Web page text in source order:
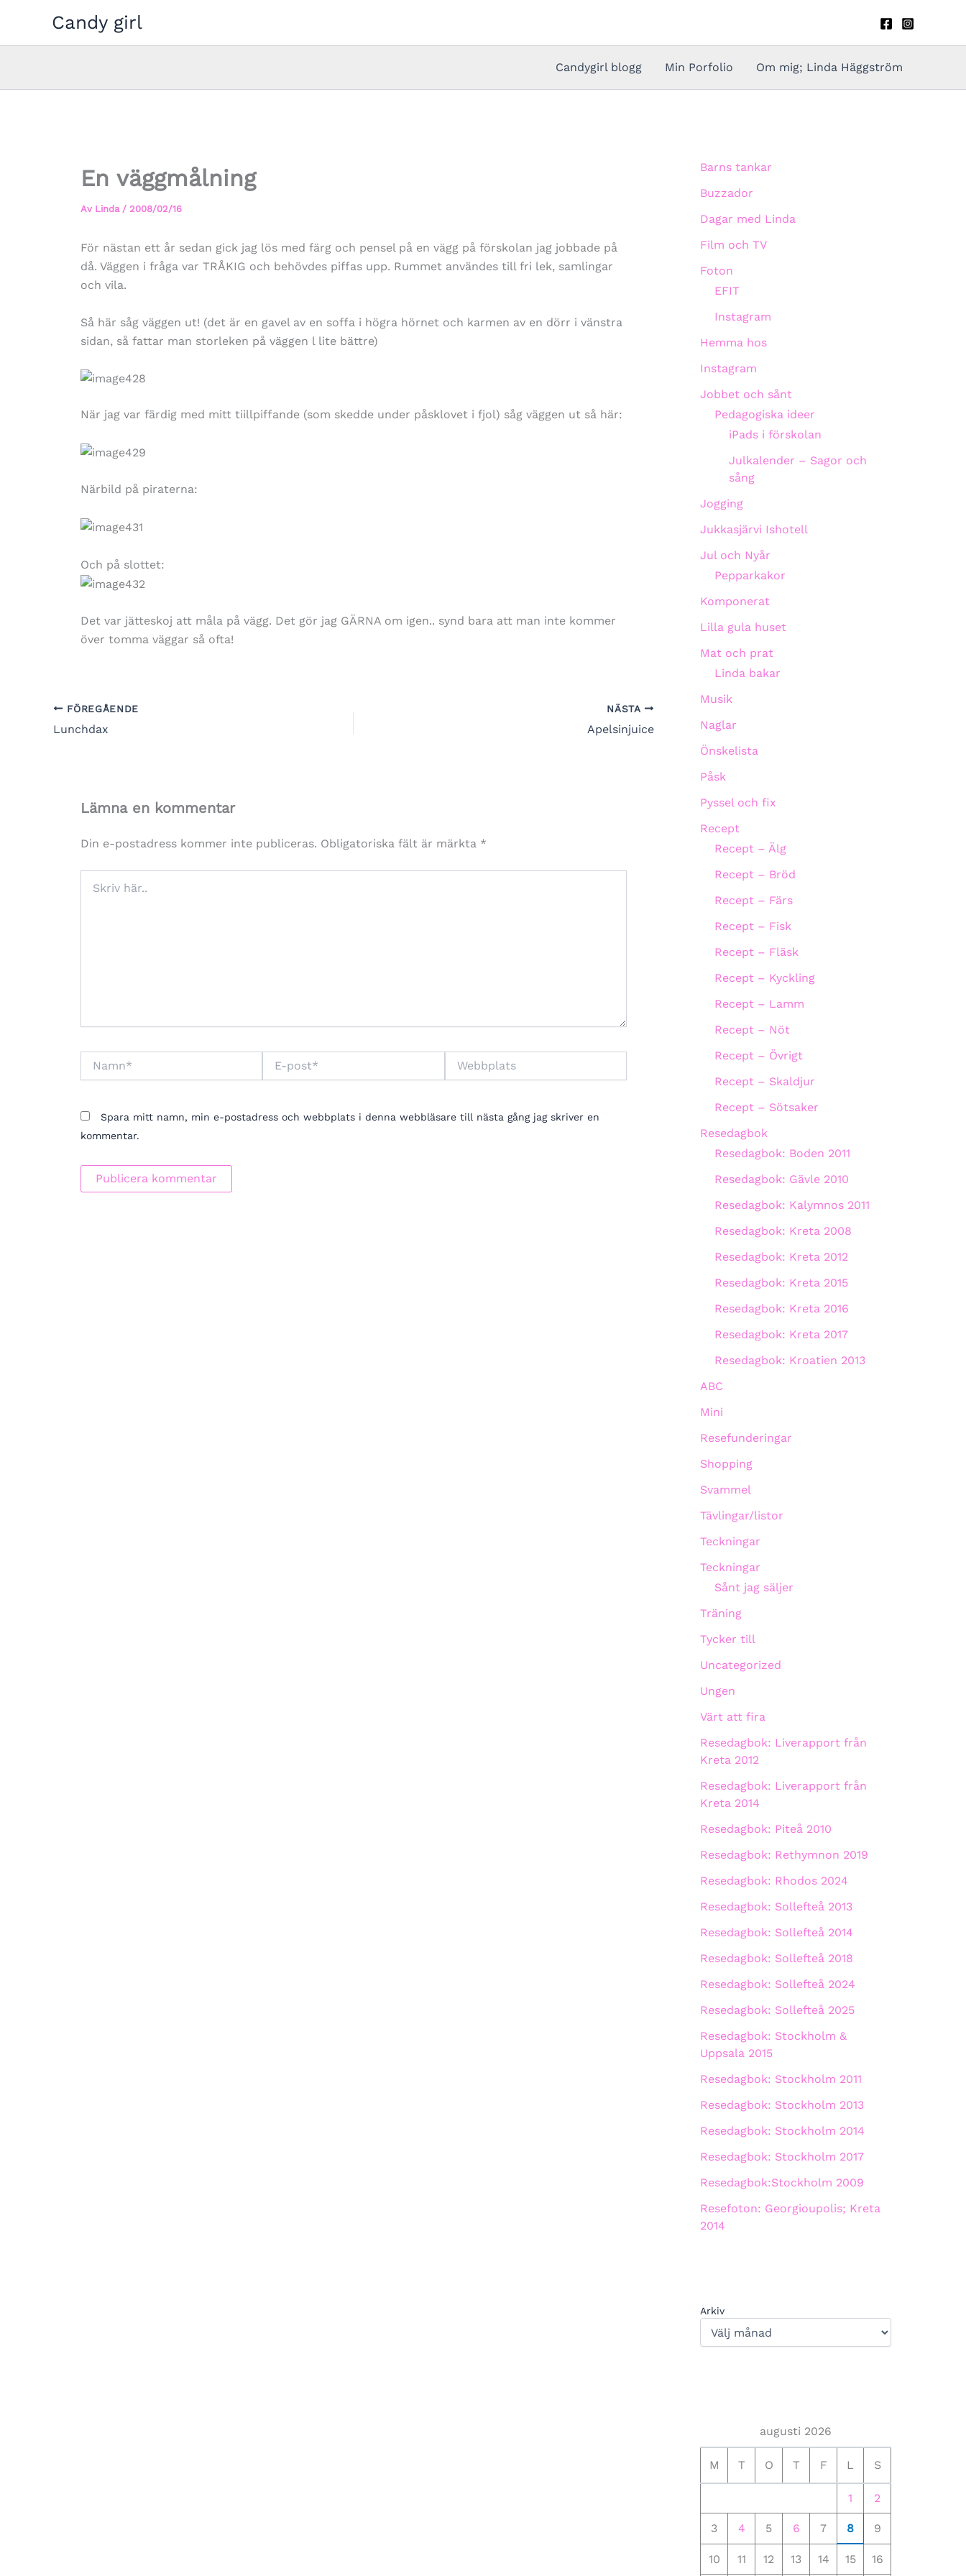
innehåll
Candy girl
Candygirl blogg Min Porfolio Om mig; Linda Häggström
En väggmålning
Av Linda / 2008/02/16
För nästan ett år sedan gick jag lös med färg och pensel på en vägg på förskolan jag jobbade på
då. Väggen i fråga var TRÅKIG och behövdes piffas upp. Rummet användes till fri lek, samlingar
och vila.
Så här såg väggen ut! (det är en gavel av en soffa i högra hörnet och karmen av en dörr i vänstra
sidan, så fattar man storleken på väggen l lite bättre)
När jag var färdig med mitt tiillpiffande (som skedde under påsklovet i fjol) såg väggen ut så här:
Närbild på piraterna:
Och på slottet:
Det var jätteskoj att måla på vägg. Det gör jag GÄRNA om igen.. synd bara att man inte kommer
över tomma väggar så ofta!
FÖREGÅENDE
Lunchdax
NÄSTA
Apelsinjuice
Lämna en kommentar
Din e-postadress kommer inte publiceras. Obligatoriska fält är märkta *
här..
post*
Spara mitt namn, min e-postadress och webbplats i denna webbläsare till nästa gång jag skriver en
kommentar.
Barns tankar
Buzzador
Dagar med Linda
Film och TV
Foton
EFIT
Instagram
Hemma hos
Instagram
Jobbet och sånt
Pedagogiska ideer
iPads i förskolan
Julkalender – Sagor och
sång
Jogging
Jukkasjärvi Ishotell
Jul och Nyår
Pepparkakor
Komponerat
Lilla gula huset
Mat och prat
Linda bakar
Musik
Naglar
Önskelista
Påsk
Pyssel och fix
Recept
Recept – Älg
Recept – Bröd
Recept – Färs
Recept – Fisk
Recept – Fläsk
Recept – Kyckling
Recept – Lamm
Recept – Nöt
Recept – Övrigt
Recept – Skaldjur
Recept – Sötsaker
Resedagbok
Resedagbok: Boden 2011
Resedagbok: Gävle 2010
Resedagbok: Kalymnos 2011
Resedagbok: Kreta 2008
Resedagbok: Kreta 2012
Resedagbok: Kreta 2015
Resedagbok: Kreta 2016
Resedagbok: Kreta 2017
Resedagbok: Kroatien 2013
ABC
Mini
Resefunderingar
Shopping
Svammel
Tävlingar/listor
Teckningar
Teckningar
Sånt jag säljer
Träning
Tycker till
Uncategorized
Ungen
Värt att fira
Resedagbok: Liverapport från
Kreta 2012
Resedagbok: Liverapport från
Kreta 2014
Resedagbok: Piteå 2010
Resedagbok: Rethymnon 2019
Resedagbok: Rhodos 2024
Resedagbok: Sollefteå 2013
Resedagbok: Sollefteå 2014
Resedagbok: Sollefteå 2018
Resedagbok: Sollefteå 2024
Resedagbok: Sollefteå 2025
Resedagbok: Stockholm &
Uppsala 2015
Resedagbok: Stockholm 2011
Resedagbok: Stockholm 2013
Resedagbok: Stockholm 2014
Resedagbok: Stockholm 2017
Resedagbok:Stockholm 2009
Resefoton: Georgioupolis; Kreta
2014
Arkiv
augusti 2026
M T O T F L S
1 2
3 4 5 6 7 8 9
10 11 12 13 14 15 16